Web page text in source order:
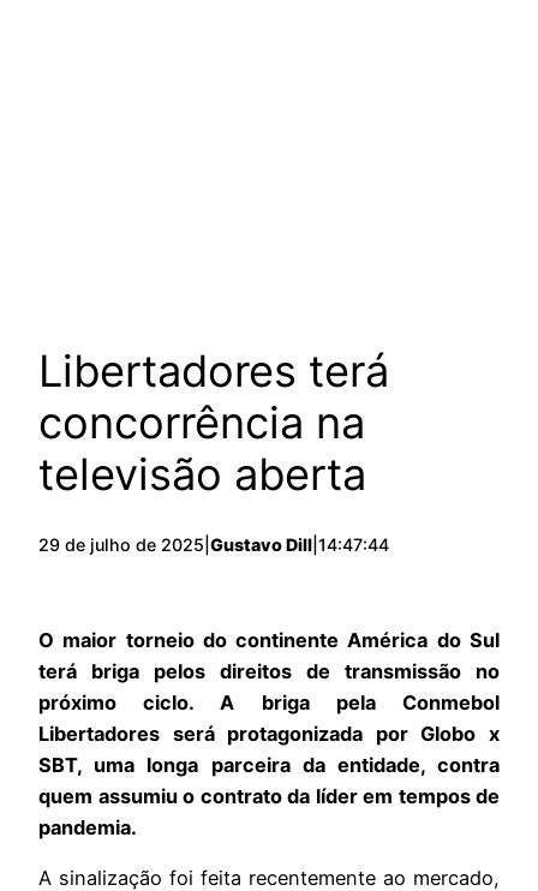
Libertadores terá
concorrência na
televisão aberta
29 de julho de 2025 Gustavo Dill 14:47:44
O maior torneio do continente América do Sul
terá briga pelos direitos de transmissão no
próximo ciclo. A briga pela Conmebol
Libertadores será protagonizada por Globo x
SBT, uma longa parceira da entidade, contra
quem assumiu o contrato da líder em tempos de
pandemia.
A sinalização foi feita recentemente ao mercado,